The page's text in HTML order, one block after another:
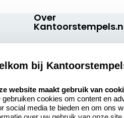
Over
Bedrijfsgegevens
Extra informatie
Onze vacatures
bij
website maakt gebruik van
gebruiken cookies om content en
social media te bieden en om ons